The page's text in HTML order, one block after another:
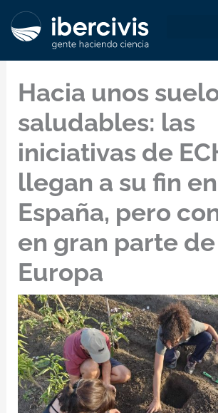
Hacia unos
saludables: las
iniciativas de
llegan a su fin en
España, pero
en gran parte de
Europa